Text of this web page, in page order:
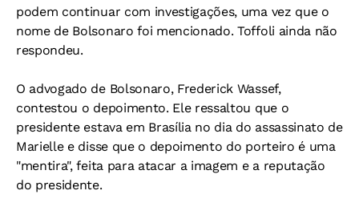
podem continuar com investigações, uma vez que o
nome de Bolsonaro foi mencionado. Toffoli ainda não
respondeu.
O advogado de Bolsonaro, Frederick Wassef,
contestou o depoimento. Ele ressaltou que o
presidente estava em Brasília no dia do assassinato de
Marielle e disse que o depoimento do porteiro é uma
"mentira", feita para atacar a imagem e a reputação
do presidente.